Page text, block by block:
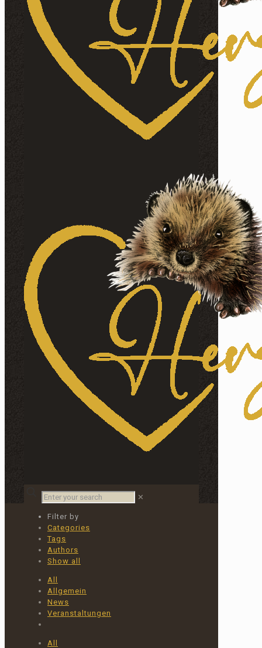
Enter
your
search
✕
Filter by
Categories
Tags
Authors
Show all
All
Allgemein
News
Veranstaltungen
All